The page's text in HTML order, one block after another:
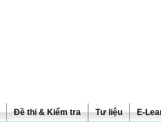
Đề thi & Kiểm tra Tư liệu E-